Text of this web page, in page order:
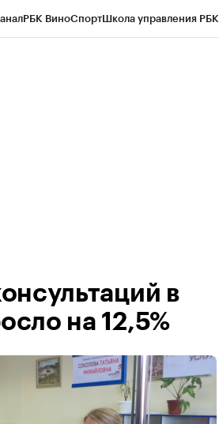
РБК ВиноСпортШкола управления РБК
в
на 12,5%